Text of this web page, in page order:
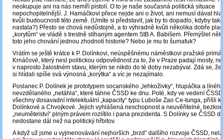
neokupuje ani na nás nemíří pistolí. O to je naše současná politická situace
nepochopitelnější. J. Hamáčkovi přece nejde ani o život, ani nemusí dávat
kvůli budoucnosti této země. (Umíte si představit, jak by to dopadlo, kdyby
nastala?) Přesto se chová nedůstojně, a to výhradně kvůli několika dobře
„korytům“ ve vládě s trestně stíhaným agentem StB A. Babišem. Přemýšlel
toto jeho chování jednou zhodnotí historie? Nebo je mu to šumafuk?
Vrátím se ještě krátce k P. Dolínkovi, neúspěšnému náměstkovi pražské
Krnáčové, který nesl politickou odpovědnost za to, že v Praze padají mosty,
v naprosto žalostném stavu, kterým se nikdo do té doby nezabýval. Zdá se,
si hlídali spíše svá výnosná „korýtka“ a víc je nezajímalo.
Poslanec P. Dolínek je prototypem socanského „lehkoživky“, hlupáčka a
nevzdělaného „netáhla“, které táhne ČSSD ke dnu. Poté, kdy ve vedení
všechny dosavadní intelektuální „kapacity“ typu Luboše Zao Ce-tunga, přišli
Dolínkové a Chvojkové. Jejich vyhlášená neschopnost a neuvěřitelné,
„neumětelství“ plným právem rozlítilo i pana prezidenta. S Dolínky se ČSSD
nedostane dál než na politický hřbitov.
A když už jsme u vyjmenovávání nejhorších „brzd“ dalšího rozvoje ČSSD,